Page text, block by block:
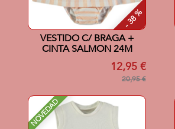
- 38 %
VESTIDO C/ BRAGA +
CINTA SALMON 24M
12,95 €
20,95 €
NOVEDAD